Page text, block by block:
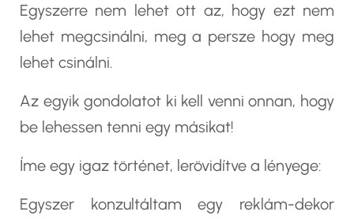
Egyszerre nem lehet ott az, hogy ezt nem
lehet megcsinálni, meg a persze hogy meg
lehet csinálni.
Az egyik gondolatot ki kell venni onnan, hogy
be lehessen tenni egy másikat!
Íme egy igaz történet, lerövidítve a lényege:
Egyszer konzultáltam egy reklám-dekor